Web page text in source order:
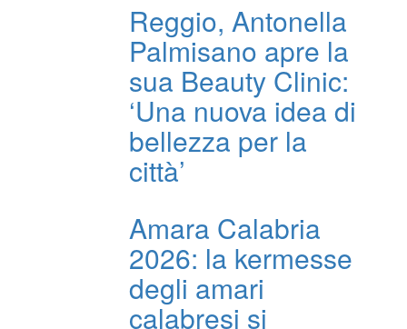
Reggio, Antonella
Palmisano apre la
sua Beauty Clinic:
‘Una nuova idea di
bellezza per la
città’
Amara Calabria
2026: la kermesse
degli amari
calabresi si